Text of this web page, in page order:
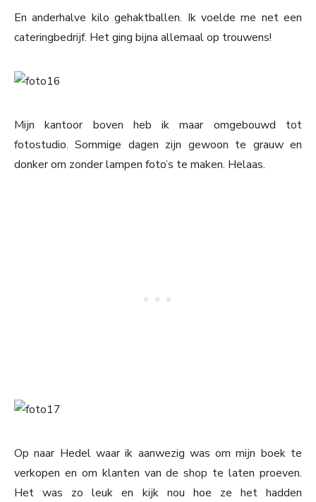
En anderhalve kilo gehaktballen. Ik voelde me net een
cateringbedrijf. Het ging bijna allemaal op trouwens!
Mijn kantoor boven heb ik maar omgebouwd tot
fotostudio. Sommige dagen zijn gewoon te grauw en
donker om zonder lampen foto’s te maken. Helaas.
Op naar Hedel waar ik aanwezig was om mijn boek te
verkopen en om klanten van de shop te laten proeven.
Het was zo leuk en kijk nou hoe ze het hadden